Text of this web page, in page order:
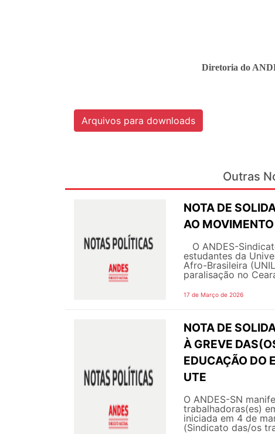
Diretoria do
Arquivos para downloads
Outras
NOTA DE
AO
O ANDES-
estudantes da
Afro-Brasileira
paralisação no
17 de Março de 2026
NOTA DE
À GREVE
EDUCAÇÃO DO
UTE
O ANDES-SN
trabalhadoras(es)
iniciada em 4 de
(Sindicato das/os